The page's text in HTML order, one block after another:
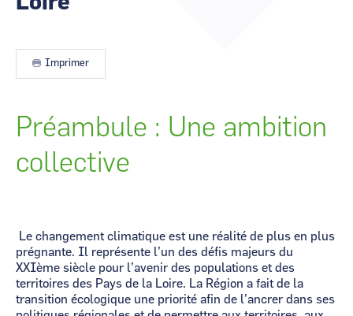
Pays de la Loire
Pays de la Loire
Imprimer
Préambule : Une ambition
collective
Le changement climatique est une réalité de plus en plus
prégnante. Il représente l’un des défis majeurs du
XXIème siècle pour l’avenir des populations et des
territoires des Pays de la Loire. La Région a fait de la
transition écologique une priorité afin de l’ancrer dans ses